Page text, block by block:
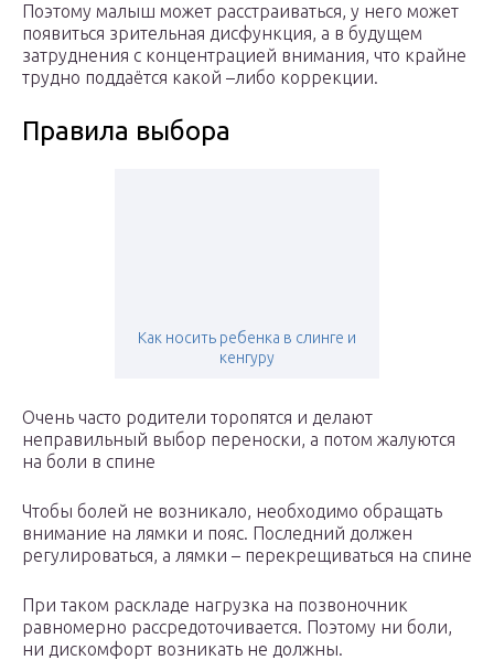
Поэтому малыш может расстраиваться, у него может
появиться зрительная дисфункция, а в будущем
затруднения с концентрацией внимания, что крайне
трудно поддаётся какой –либо коррекции.
Правила выбора
Как носить ребенка в слинге и
кенгуру
Очень часто родители торопятся и делают
неправильный выбор переноски, а потом жалуются
на боли в спине
Чтобы болей не возникало, необходимо обращать
внимание на лямки и пояс. Последний должен
регулироваться, а лямки – перекрещиваться на спине
При таком раскладе нагрузка на позвоночник
равномерно рассредоточивается. Поэтому ни боли,
ни дискомфорт возникать не должны.